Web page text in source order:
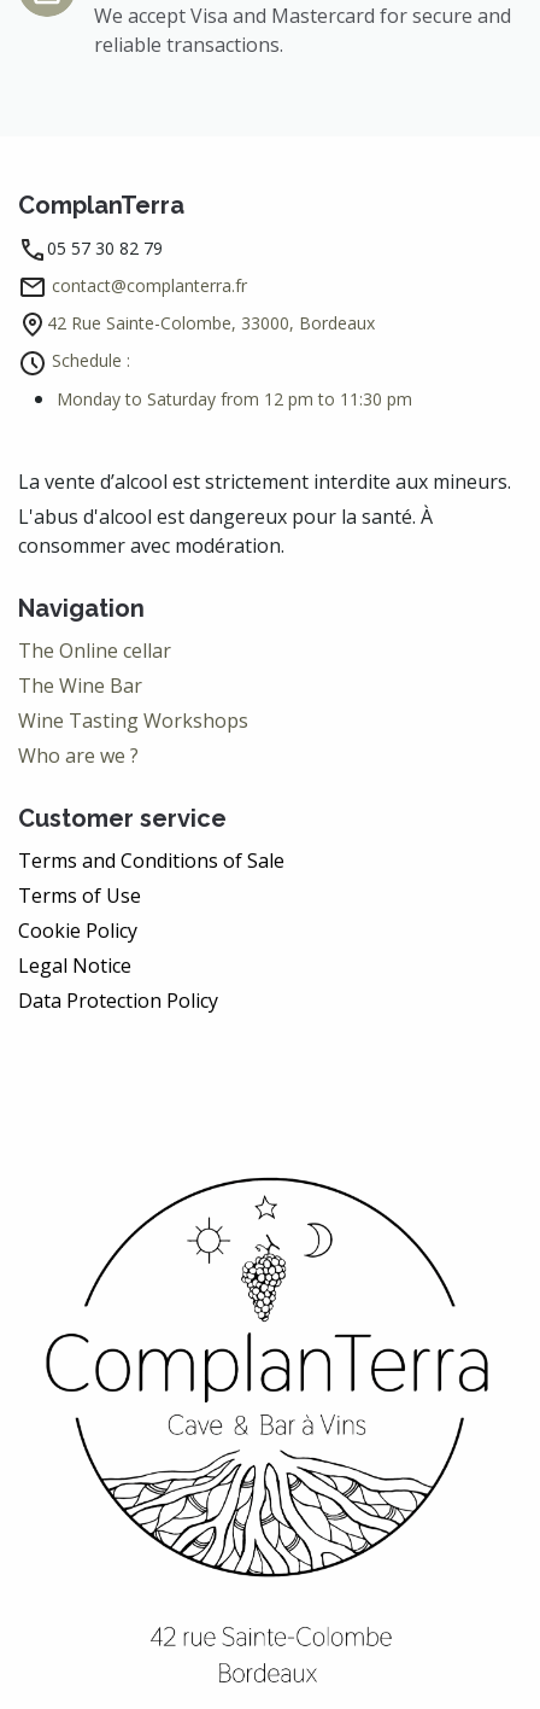
We accept Visa and Mastercard for secure and
reliable transactions.
ComplanTerra
05 57 30 82 79
contact@complanterra.fr
42 Rue Sainte-Colombe, 33000, Bordeaux
Schedule :
Monday to Saturday from 12 pm to 11:30 pm
La vente d’alcool est strictement interdite aux mineurs.
L'abus d'alcool est dangereux pour la santé. À
consommer avec modération.
Navigation
The Online cellar
The Wine Bar
Wine Tasting Workshops
Who are we ?
Customer service
Terms and Conditions of Sale
Terms of Use
Cookie Policy
Legal Notice
Data Protection Policy